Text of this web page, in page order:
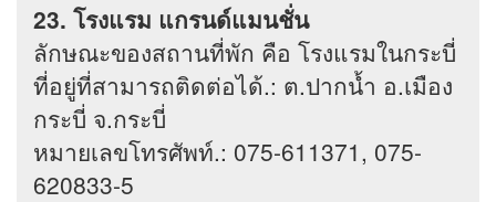
23. โรงแรม แกรนด์แมนชั่น
ลักษณะของสถานที่พัก คือ โรงแรมในกระบี่
ที่อยู่ที่สามารถติดต่อได้.: ต.ปากน้ำ อ.เมือง
กระบี่ จ.กระบี่
หมายเลขโทรศัพท์.: 075-611371, 075-
620833-5